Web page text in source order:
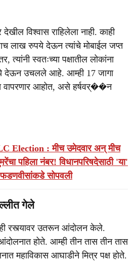
विश्वास राहिलेला नाही. काही
लाख रुपये देऊन त्यांचे मोबाईल जप्त
स्वतःच्या पक्षातील लोकांना
देऊन उचलले आहे. आम्ही 17 जागा
वापरणार आहोत, असे हर्षवर्��न
Election : मीच उमेदवार अन् मीच
पहिला नंबर! विधानपरिषदेसाठी 'या'
फडणवीसांकडे सोपवली
गेले
रस्त्यावर उतरून आंदोलन केले.
होते. आम्ही तीन तास तीन तास
महाविकास आघाडीने मित्र पक्ष होते.